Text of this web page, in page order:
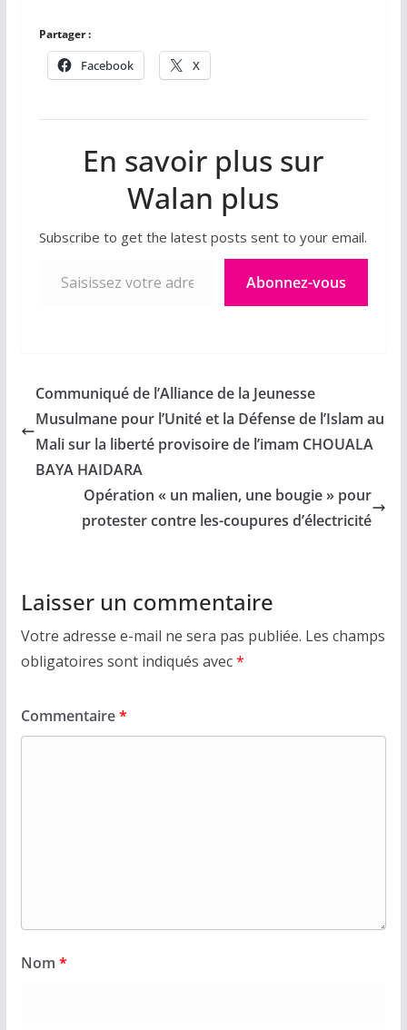
Partager :
Facebook X
En savoir plus sur
Walan plus
Subscribe to get the latest posts sent to your email.
Abonnez-vous
Communiqué de l’Alliance de la Jeunesse
Musulmane pour l’Unité et la Défense de l’Islam au
Mali sur la liberté provisoire de l’imam CHOUALA
BAYA HAIDARA
Opération « un malien, une bougie » pour
protester contre les-coupures d’électricité
Laisser un commentaire
Votre adresse e-mail ne sera pas publiée. Les champs
obligatoires sont indiqués avec*
Commentaire*
Nom *